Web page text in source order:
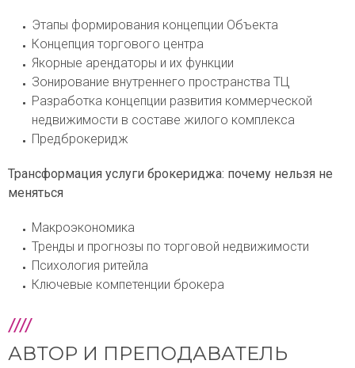
Этапы формирования концепции Объекта
Концепция торгового центра
Якорные арендаторы и их функции
Зонирование внутреннего пространства ТЦ
Разработка концепции развития коммерческой
недвижимости в составе жилого комплекса
Предброкеридж
Трансформация услуги брокериджа: почему нельзя не
меняться
Макроэкономика
Тренды и прогнозы по торговой недвижимости
Психология ритейла
Ключевые компетенции брокера
АВТОР И ПРЕПОДАВАТЕЛЬ